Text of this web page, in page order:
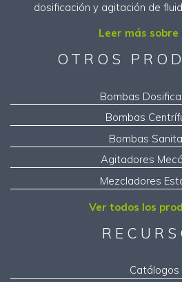
dosificación y agitación de
Leer más sobre
OTROS
Bombas
Bombas
Bombas
Agitadores
Mezcladores
Ver todos los
Catálogos